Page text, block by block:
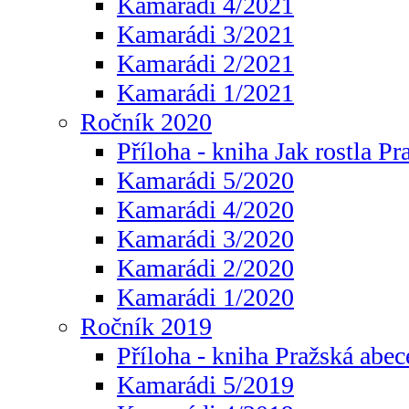
Kamarádi 3/2021
Kamarádi 2/2021
Kamarádi 1/2021
Ročník 2020
Příloha - kniha Jak rostla
Kamarádi 5/2020
Kamarádi 4/2020
Kamarádi 3/2020
Kamarádi 2/2020
Kamarádi 1/2020
Ročník 2019
Příloha - kniha Pražská
Kamarádi 5/2019